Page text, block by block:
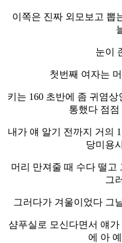
이쪽은 진짜 외모보고 뽑
눈이
첫번째 여자는
키는 160 초반에 좀 귀염
통했다 점점
내가 얘 알기 전까지 거의
당미용
머리 만져줄 때 수다 떨고
그
그러다가 겨울이었다 그
샴푸실로 모신다면서 얘
에 아